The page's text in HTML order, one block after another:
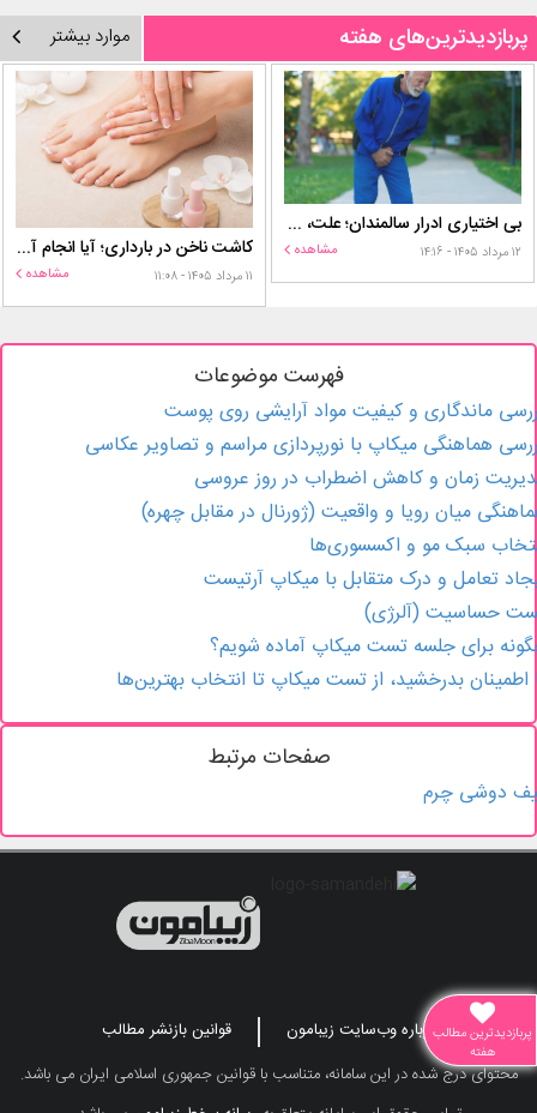
پربازدیدترین‌های هفته موارد بیشتر
بی اختیاری ادرار سالمندان؛ علت، درمان و روش‌های کنترل در منزل
۱۲ مرداد ۱۴۰۵ - ۱۴:۱۶ مشاهده کاشت ناخن در بارداری؛ آیا انجام آن برای مادر و جنین خطر دارد؟
۱۱ مرداد ۱۴۰۵ - ۱۱:۰۸ مشاهده
فهرست موضوعات
ماندگاری و کیفیت مواد آرایشی روی پوست
هماهنگی میکاپ با نورپردازی مراسم و تصاویر عکاسی
زمان و کاهش اضطراب در روز عروسی
میان رویا و واقعیت (ژورنال در مقابل چهره)
سبک مو و اکسسوری‌ها
تعامل و درک متقابل با میکاپ آرتیست
حساسیت (آلرژی)
برای جلسه تست میکاپ آماده شویم؟
اطمینان بدرخشید، از تست میکاپ تا انتخاب بهترین‌ها
صفحات مرتبط
دوشی چرم
درباره وب‌سایت زیبامون
قوانین بازنشر مطالب
محتوای درج شده در این سامانه، متناسب با قوانین جمهوری اسلامی ایران می باشد.
پربازدیدترین مطالب
هفته